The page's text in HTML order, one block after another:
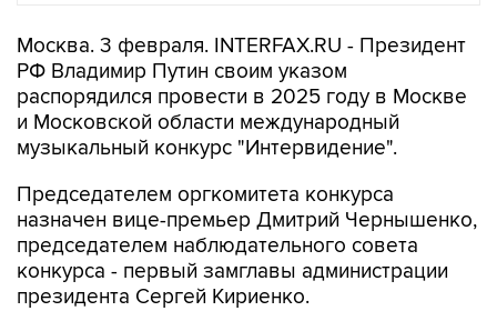
Москва. 3 февраля. INTERFAX.RU - Президент
РФ Владимир Путин своим указом
распорядился провести в 2025 году в Москве
и Московской области международный
музыкальный конкурс "Интервидение".
Председателем оргкомитета конкурса
назначен вице-премьер Дмитрий Чернышенко,
председателем наблюдательного совета
конкурса - первый замглавы администрации
президента Сергей Кириенко.